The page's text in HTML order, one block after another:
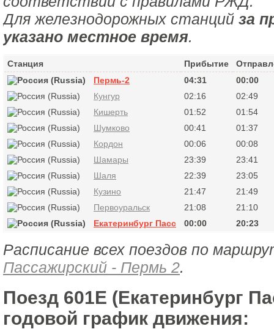
Для железнодорожных станций за
указано местное время.
Станция Прибытие
Пермь-2
04:31
00:00
Кунгур
02:16
02:49
Кишерть
01:52
01:54
Шумково
00:41
01:37
Кордон
00:06
00:08
Шамары
23:39
23:41
Шаля
22:39
23:05
Кузино
21:47
21:49
Первоуральск
21:08
21:10
Екатеринбург Пасс
00:00 20:23
Расписание всех поездов по
Пассажирский - Пермь 2.
Поезд 601Е (Екатеринбург
годовой график движения: